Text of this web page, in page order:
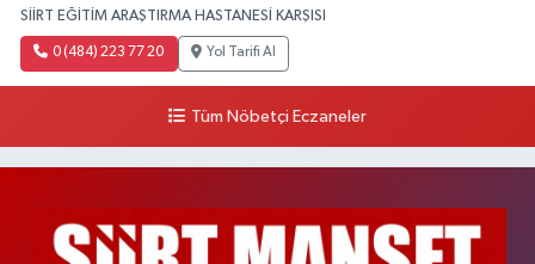
SİİRT EĞİTİM ARAŞTIRMA HASTANESİ KARŞISI
0 (484) 223 77 20 Yol Tarifi Al
Tüm Nöbetçi Eczaneler